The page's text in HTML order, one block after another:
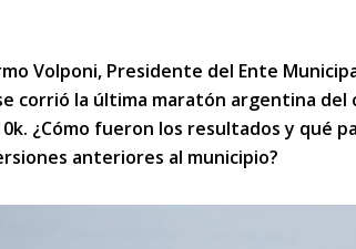
Volponi, Presidente del Ente
corrió la última maratón argentina del
¿Cómo fueron los resultados y qué
anteriores al municipio?